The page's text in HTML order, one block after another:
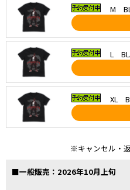
M
L
XL
※キャンセル・
■一般販売：2026年10月上旬